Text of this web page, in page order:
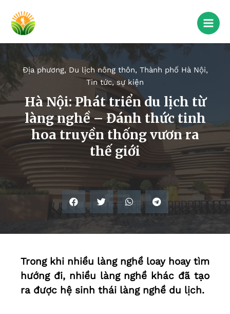
Địa phương, Du lịch nông thôn, Thành phố Hà Nội,
Tin tức, sự kiện
Hà Nội: Phát triển du lịch từ
làng nghề – Đánh thức tinh
hoa truyền thống vươn ra
thế giới
Trong khi nhiều làng nghề loay hoay tìm
hướng đi, nhiều làng nghề khác đã tạo
ra được hệ sinh thái làng nghề du lịch.